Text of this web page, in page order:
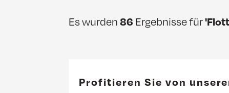
Es wurden86 Ergebnisse für
Profitieren Sie von